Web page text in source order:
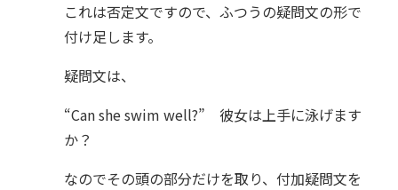
これは否定文ですので、ふつうの疑問文の形で
付け足します。
疑問文は、
“Can she swim well?” 彼女は上手に泳げます
か？
なのでその頭の部分だけを取り、付加疑問文を